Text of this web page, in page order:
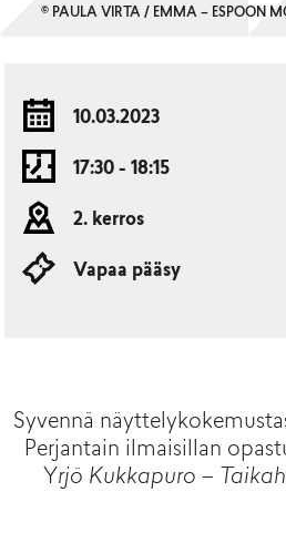
© PAULA VIRTA / EMMA – ESPOON
10.03.2023
17:30 - 18:15
2. kerros
Vapaa pääsy
Syvennä
Perjantain ilmaisillan
Yrjö Kukkapuro –